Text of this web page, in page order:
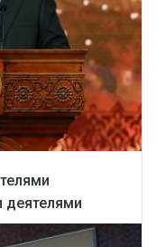
деятелями